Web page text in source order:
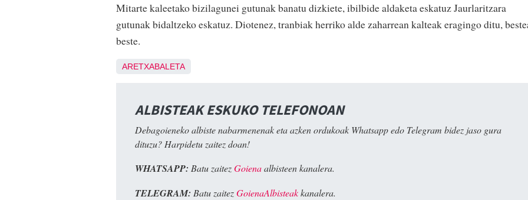
Mitarte kaleetako bizilagunei gutunak banatu dizkiete, ibilbide aldaketa eskatuz Jaurlaritzara
gutunak bidaltzeko eskatuz. Diotenez, tranbiak herriko alde zaharrean kalteak eragingo ditu,
beste.
ARETXABALETA
ALBISTEAK ESKUKO TELEFONOAN
Debagoieneko albiste nabarmenenak eta azken ordukoak Whatsapp edo Telegram bidez jaso gura
dituzu? Harpidetu zaitez doan!
WHATSAPP: Batu zaitezGoienaalbisteen kanalera.
TELEGRAM: Batu zaitezGoienaAlbisteakkanalera.